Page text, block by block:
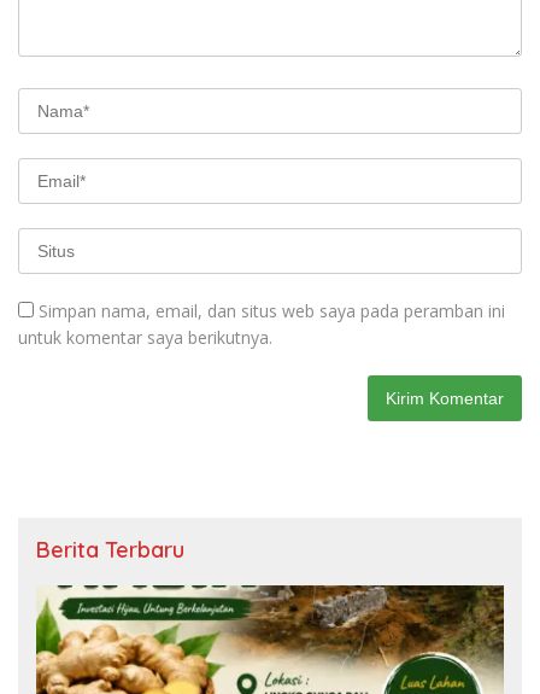
Simpan nama, email, dan situs web saya pada peramban ini
untuk komentar saya berikutnya.
Berita Terbaru